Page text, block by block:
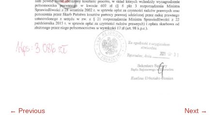
← Previous Next →